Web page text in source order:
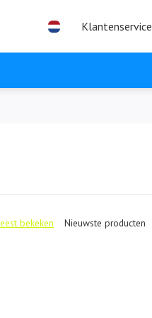
Klantenservice
bekeken Nieuwste producten